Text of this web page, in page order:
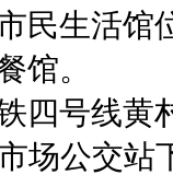
生活馆
馆。
号线黄
场公交